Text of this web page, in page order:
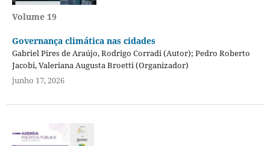
Volume 19
Governança climática nas cidades
Gabriel Pires de Araújo, Rodrigo Corradi (Autor); Pedro Roberto
Jacobi, Valeriana Augusta Broetti (Organizador)
junho 17, 2026